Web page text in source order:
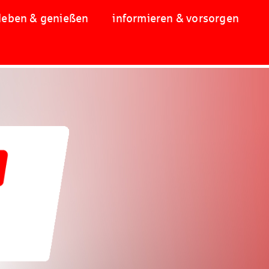
& genießen informieren & vorsorgen